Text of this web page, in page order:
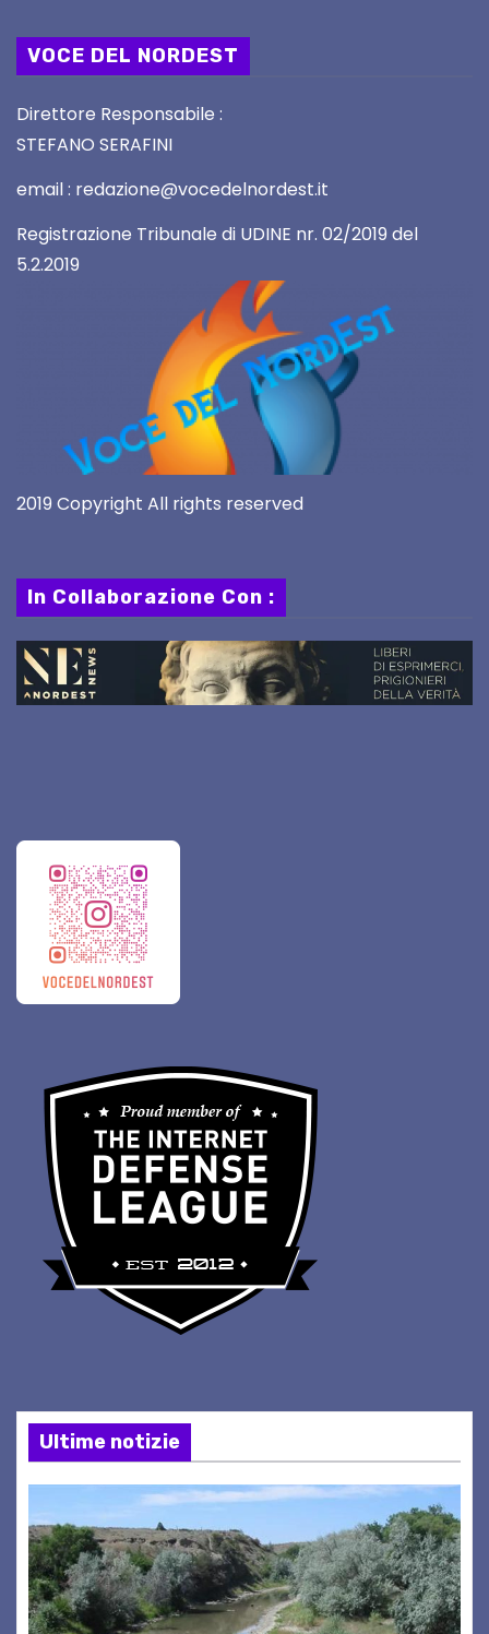
VOCE DEL NORDEST
Direttore Responsabile :
STEFANO SERAFINI
email : redazione@vocedelnordest.it
Registrazione Tribunale di UDINE nr. 02/2019 del
5.2.2019
2019 Copyright All rights reserved
In Collaborazione Con :
Ultime notizie